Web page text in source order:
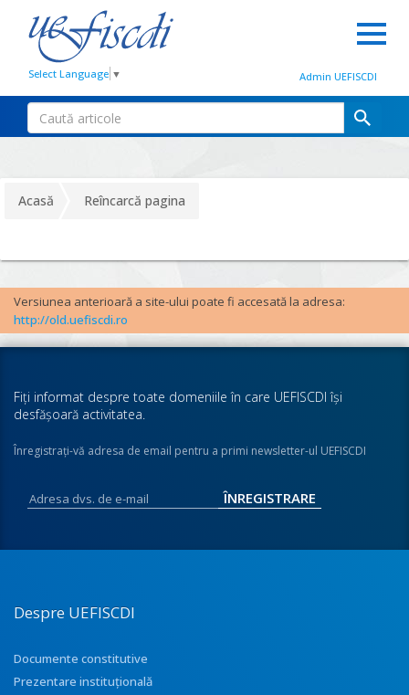
Select Language ▼ Admin UEFISCDI
Acasă Reîncarcă pagina
Versiunea anterioară a site-ului poate fi accesată la adresa:
http://old.uefiscdi.ro
Fiţi informat despre toate domeniile în care UEFISCDI îşi
desfăşoară activitatea.
Înregistraţi-vă adresa de email pentru a primi newsletter-ul UEFISCDI
Despre UEFISCDI
Documente constitutive
Prezentare instituţională